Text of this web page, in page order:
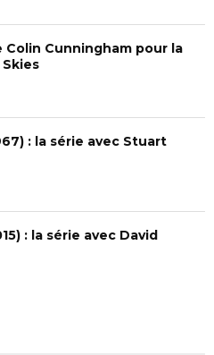
Colin Cunningham pour la
: la série avec Stuart
: la série avec David